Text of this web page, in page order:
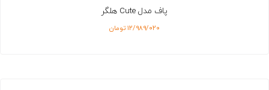
پاف مدل Cute هلگر
۱۲/۹۸۹/۰۲۰ تومان